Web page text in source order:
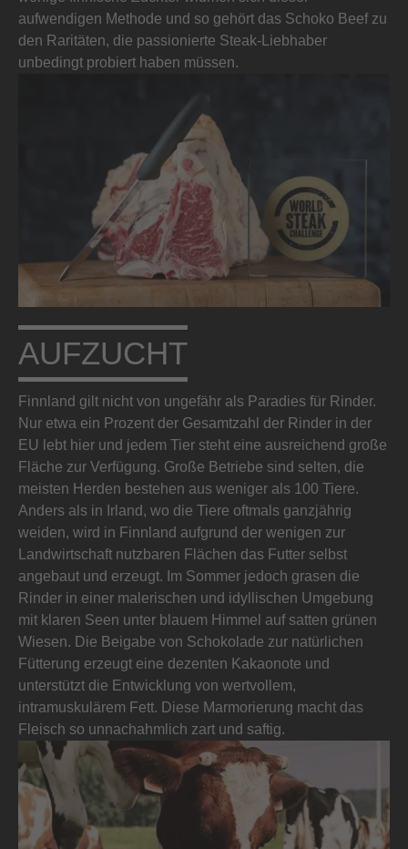
aufwendigen Methode und so gehört das Schoko Beef zu
den Raritäten, die passionierte Steak-Liebhaber
unbedingt probiert haben müssen.
AUFZUCHT
Finnland gilt nicht von ungefähr als Paradies für Rinder.
Nur etwa ein Prozent der Gesamtzahl der Rinder in der
EU lebt hier und jedem Tier steht eine ausreichend große
Fläche zur Verfügung. Große Betriebe sind selten, die
meisten Herden bestehen aus weniger als 100 Tiere.
Anders als in Irland, wo die Tiere oftmals ganzjährig
weiden, wird in Finnland aufgrund der wenigen zur
Landwirtschaft nutzbaren Flächen das Futter selbst
angebaut und erzeugt. Im Sommer jedoch grasen die
Rinder in einer malerischen und idyllischen Umgebung
mit klaren Seen unter blauem Himmel auf satten grünen
Wiesen. Die Beigabe von Schokolade zur natürlichen
Fütterung erzeugt eine dezenten Kakaonote und
unterstützt die Entwicklung von wertvollem,
intramuskulärem Fett. Diese Marmorierung macht das
Fleisch so unnachahmlich zart und saftig.